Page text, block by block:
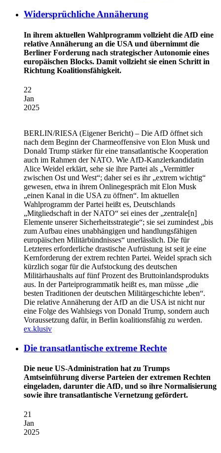
Widersprüchliche Annäherung
In ihrem aktuellen Wahlprogramm vollzieht die AfD eine
relative Annäherung an die USA und übernimmt die
Berliner Forderung nach strategischer Autonomie eines
europäischen Blocks. Damit vollzieht sie einen Schritt in
Richtung Koalitionsfähigkeit.
22
Jan
2025
BERLIN/RIESA (Eigener Bericht) – Die AfD öffnet sich
nach dem Beginn der Charmeoffensive von Elon Musk und
Donald Trump stärker für eine transatlantische Kooperation
auch im Rahmen der NATO. Wie AfD-Kanzlerkandidatin
Alice Weidel erklärt, sehe sie ihre Partei als „Vermittler
zwischen Ost und West“; daher sei es ihr „extrem wichtig“
gewesen, etwa in ihrem Onlinegespräch mit Elon Musk
„einen Kanal in die USA zu öffnen“. Im aktuellen
Wahlprogramm der Partei heißt es, Deutschlands
„Mitgliedschaft in der NATO“ sei eines der „zentrale[n]
Elemente unserer Sicherheitsstrategie“; sie sei zumindest „bis
zum Aufbau eines unabhängigen und handlungsfähigen
europäischen Militärbündnisses“ unerlässlich. Die für
Letzteres erforderliche drastische Aufrüstung ist seit je eine
Kernforderung der extrem rechten Partei. Weidel sprach sich
kürzlich sogar für die Aufstockung des deutschen
Militärhaushalts auf fünf Prozent des Bruttoinlandsprodukts
aus. In der Parteiprogrammatik heißt es, man müsse „die
besten Traditionen der deutschen Militärgeschichte leben“.
Die relative Annäherung der AfD an die USA ist nicht nur
eine Folge des Wahlsiegs von Donald Trump, sondern auch
Voraussetzung dafür, in Berlin koalitionsfähig zu werden.
ex.klusiv
Die transatlantische extreme Rechte
Die neue US-Administration hat zu Trumps
Amtseinführung diverse Parteien der extremen Rechten
eingeladen, darunter die AfD, und so ihre Normalisierung
sowie ihre transatlantische Vernetzung gefördert.
21
Jan
2025